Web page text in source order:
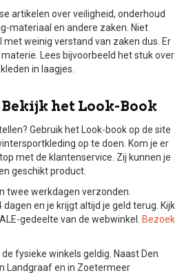
artikelen over veiligheid, onderhoud
materiaal en andere zaken. Niet
weinig verstand van zaken dus. Er
Lees bijvoorbeeld het stuk over
in laagjes.
het Look-Book
Gebruik het Look-book op de site
op te doen. Kom je er
met de klantenservice. Zij kunnen je
geschikt product.
twee werkdagen verzonden.
en je krijgt altijd je geld terug. Kijk
gedeelte van de webwinkel.
Bezoek
fysieke winkels geldig. Naast Den
Landgraaf en in Zoetermeer